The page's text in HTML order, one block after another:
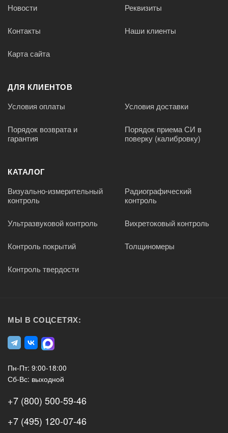
Новости Реквизиты
Контакты Наши клиенты
Карта сайта
ДЛЯ КЛИЕНТОВ
Условия оплаты Условия доставки
Порядок возврата и
гарантия
Порядок приема СИ в
поверку (калибровку)
КАТАЛОГ
Визуально-измерительный
контроль
Радиографический
контроль
Ультразвуковой контроль Вихретоковый контроль
Контроль покрытий Толщиномеры
Контроль твердости
МЫ В СОЦСЕТЯХ:
Пн-Пт: 9:00-18:00
Сб-Вс: выходной
+7 (800) 500-59-46
+7 (495) 120-07-46